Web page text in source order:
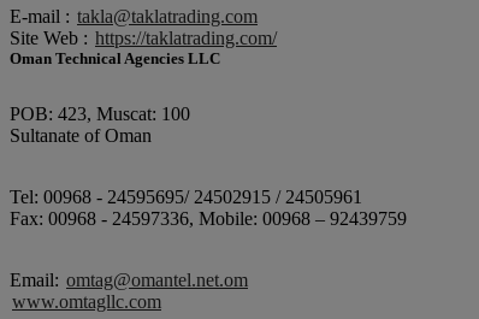
E-mail : takla@taklatrading.com
Site Web : https://taklatrading.com/
Oman Technical Agencies LLC
POB: 423, Muscat: 100
Sultanate of Oman
Tel: 00968 - 24595695/ 24502915 / 24505961
Fax: 00968 - 24597336, Mobile: 00968 – 92439759
Email: omtag@omantel.net.om
www.omtagllc.com